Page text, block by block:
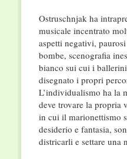
Ostruschnjak ha
musicale incentrato
aspetti negativi,
bombe, scenografia
bianco sui cui i
disegnato i propri
L’individualismo ha la
deve trovare la propria
in cui il marionettismo
desiderio e fantasia,
districarli e settare una